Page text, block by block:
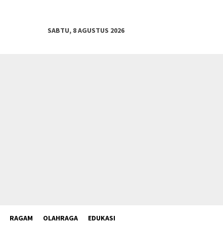
SABTU, 8 AGUSTUS 2026
RAGAM OLAHRAGA EDUKASI